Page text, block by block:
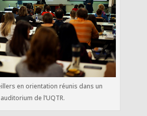
en orientation réunis dans un
auditorium de l’UQTR.